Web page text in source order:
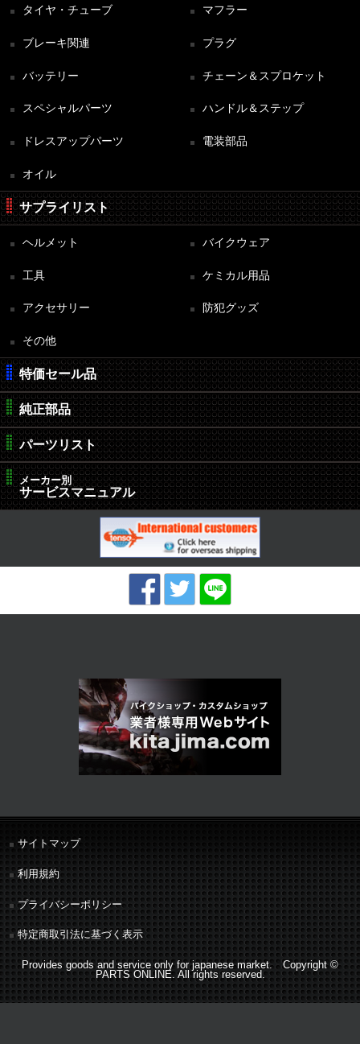
タイヤ・チューブ マフラー
ブレーキ関連 プラグ
バッテリー チェーン＆スプロケット
スペシャルパーツ ハンドル＆ステップ
ドレスアップパーツ 電装部品
オイル
サプライリスト
ヘルメット バイクウェア
工具 ケミカル用品
アクセサリー 防犯グッズ
その他
特価セール品
純正部品
パーツリスト
メーカー別
サービスマニュアル
サイトマップ
利用規約
プライバシーポリシー
特定商取引法に基づく表示
Provides goods and service only for japanese market. Copyright ©
PARTS ONLINE. All rights reserved.